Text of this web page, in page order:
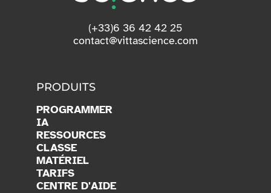
(+33)6 36 42 42 25
contact@vittascience.com
PRODUITS
PROGRAMMER
IA
RESSOURCES
CLASSE
MATÉRIEL
TARIFS
CENTRE D'AIDE